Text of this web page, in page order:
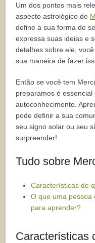
Um dos pontos mais
aspecto astrológico de
define a sua forma de
expressa suas ideias e
detalhes sobre ele,
sua maneira de fazer
Então se você tem
preparamos é
autoconhecimento.
pode definir a sua
seu signo solar ou seu
surpreender!
Tudo sobre
Características de
O que uma pessoa
para aprender?
Características